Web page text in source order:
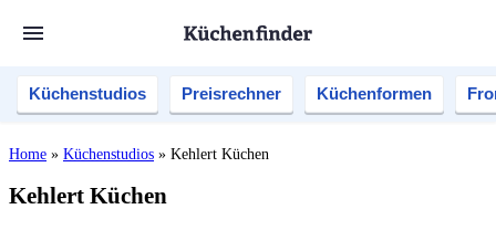
Küchenstudios Preisrechner Küchenformen
Home » Küchenstudios » Kehlert Küchen
Kehlert Küchen